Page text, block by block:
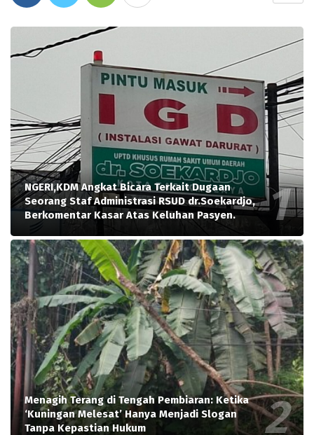
NGERI,KDM Angkat Bicara Terkait Dugaan
Seorang Staf Administrasi RSUD dr.Soekardjo,
Berkomentar Kasar Atas Keluhan Pasyen.
Menagih Terang di Tengah Pembiaran: Ketika
‘Kuningan Melesat’ Hanya Menjadi Slogan
Tanpa Kepastian Hukum